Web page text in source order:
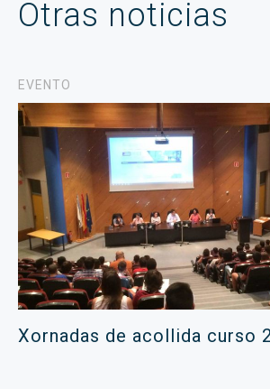
Otras noticias
EVENTO
Xornadas de acollida curso